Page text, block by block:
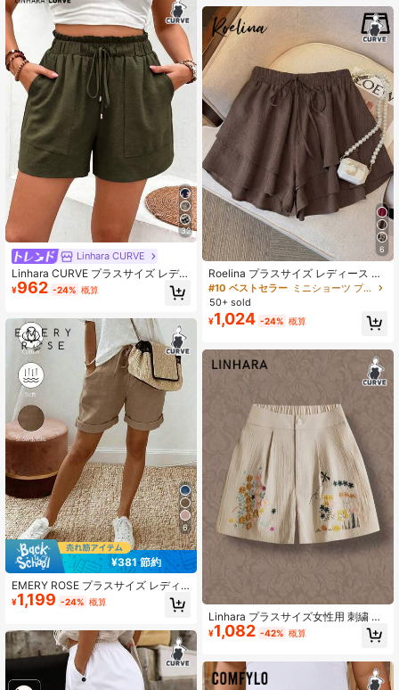
32
Linhara CURVE
Linhara CURVE プラスサイズ レディ
ース 無地 フリルエッジ ウエストタ
イ ポケット付き カジュアルショーツ
¥962 -24% 概算
6
¥381 節約
EMERY ROSE プラスサイズ レディ
ース 無地 ドローストリング ウエス
ト カジュアル 多用途 デイリー ショ
¥1,199 -24% 概算
6
Roelina プラスサイズ レディース ウ
エスト紐 無地スカート付きパンツ、
旅行、バケーション、通勤、デート
に適しています
#10 ベストセラー
ミニショーツ プラスサイズのショーツ
50+ sold
¥1,024 -24% 概算
Linhara プラスサイズ女性用 刺繍 ウ
エスト ゴム入り ジップアップ カジ
ュアルショーツ、春夏シーズンに活
¥1,082 -42% 概算